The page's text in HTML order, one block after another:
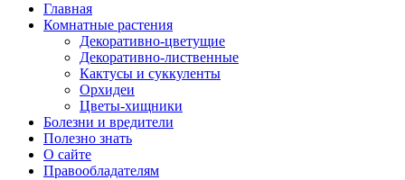
Главная
Комнатные растения
Декоративно-цветущие
Декоративно-лиственные
Кактусы и суккуленты
Орхидеи
Цветы-хищники
Болезни и вредители
Полезно знать
О сайте
Правообладателям